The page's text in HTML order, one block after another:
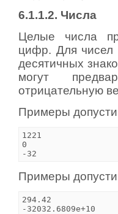
6.1.1.2. Числа
Целые числа
цифр. Для чисел
десятичных
могут
отрицательную
Примеры
1221
0
Примеры
294.42
-32032.6809e+10